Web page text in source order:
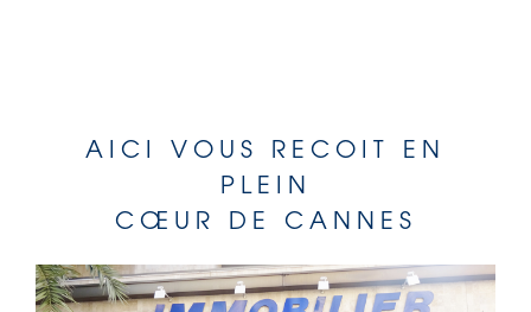
AICI VOUS RECOIT EN
PLEIN
CŒUR DE CANNES